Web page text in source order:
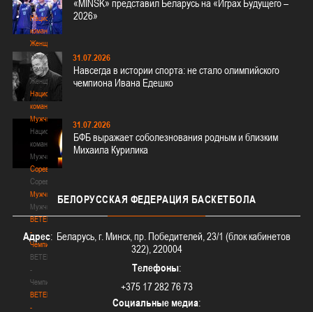
3х3
Национальная
команда.
Женщины
Национальная
команда.
Женщины
Национальная
команда.
Мужчины
Национальная
команда.
Мужчины
Соревнования
Соревнования
Мужчины
Мужчины
BETERA
-
Чемпионат
BETERA
-
Чемпионат
BETERA
-
«MINSK» представил Беларусь на «Играх Будущего –
2026»
31.07.2026
Навсегда в истории спорта: не стало олимпийского
чемпиона Ивана Едешко
31.07.2026
БФБ выражает соболезнования родным и близким
Михаила Курилика
БЕЛОРУССКАЯ ФЕДЕРАЦИЯ БАСКЕТБОЛА
Адрес: Беларусь, г. Минск, пр. Победителей, 23/1 (блок кабинетов
322), 220004
Телефоны:
+375 17 282 76 73
Социальные медиа: